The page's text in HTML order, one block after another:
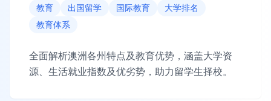
教育 出国留学 国际教育
大学排名
教育体系
全面解析澳洲各州特点及教育优势，涵盖大学资
源、生活就业指数及优劣势，助力留学生择校。